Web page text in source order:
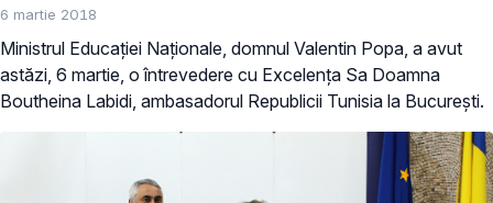
6 martie 2018
Ministrul Educației Naționale, domnul Valentin Popa, a avut
astăzi, 6 martie, o întrevedere cu Excelența Sa Doamna
Boutheina Labidi, ambasadorul Republicii Tunisia la București.